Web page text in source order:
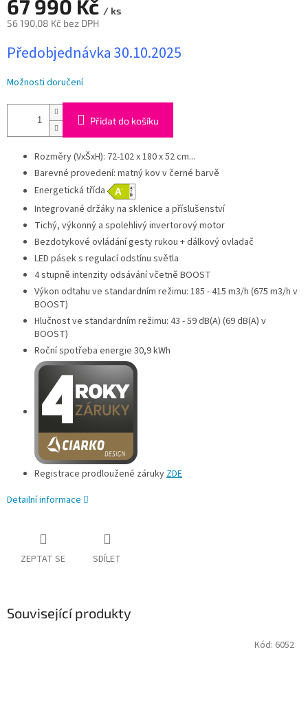
67 990 Kč / ks
56 190,08 Kč bez DPH
cena:
Předobjednávka 30.10.2025
Možnosti doručení
Přidat do košíku
Rozměry (VxŠxH): 72-102 x 180 x 52 cm...
Barevné provedení: matný kov v černé barvě
Energetická třída
Integrované držáky na sklenice a příslušenství
Tichý, výkonný a spolehlivý invertorový motor
Bezdotykové ovládání gesty rukou + dálkový ovladač
LED pásek s regulací odstínu světla
4 stupně intenzity odsávání včetně BOOST
Výkon odtahu ve standardním režimu: 185 - 415 m3/h (675 m3/h v
BOOST)
Hlučnost ve standardním režimu: 43 - 59 dB(A) (69 dB(A) v
BOOST)
Roční spotřeba energie 30,9 kWh
Registrace prodloužené záruky ZDE
Detailní informace
ZEPTAT SE SDÍLET
Související produkty
Kód: 6052